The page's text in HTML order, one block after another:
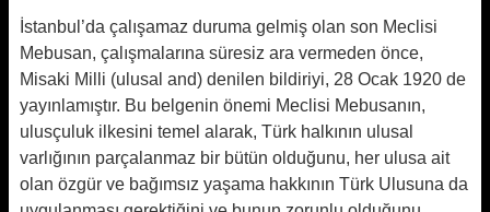
İstanbul’da çalışamaz duruma gelmiş olan son Meclisi
Mebusan, çalışmalarına süresiz ara vermeden önce,
Misaki Milli (ulusal and) denilen bildiriyi, 28 Ocak 1920 de
yayınlamıştır. Bu belgenin önemi Meclisi Mebusanın,
ulusçuluk ilkesini temel alarak, Türk halkının ulusal
varlığının parçalanmaz bir bütün olduğunu, her ulusa ait
olan özgür ve bağımsız yaşama hakkının Türk Ulusuna da